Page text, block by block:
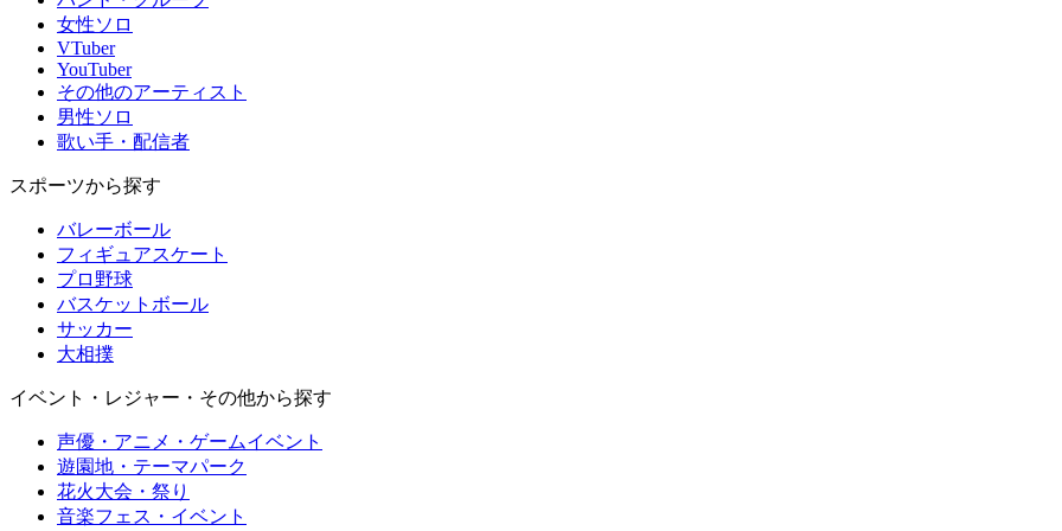
女性ソロ
VTuber
YouTuber
その他のアーティスト
男性ソロ
歌い手・配信者
スポーツから探す
バレーボール
フィギュアスケート
プロ野球
バスケットボール
サッカー
大相撲
イベント・レジャー・その他から探す
声優・アニメ・ゲームイベント
遊園地・テーマパーク
花火大会・祭り
音楽フェス・イベント